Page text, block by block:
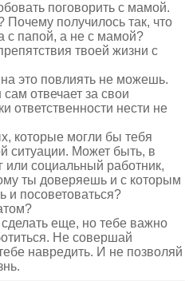
поговорить с мамой.
Почему получилось так, что
с папой, а не с мамой?
твоей жизни с
это повлиять не можешь.
отвечает за свои
ответственности нести не
которые могли бы тебя
ситуации. Может быть, в
или социальный работник,
ты доверяешь и с которым
и посоветоваться?
еще, но тебе важно
Не совершай
навредить. И не позволяй